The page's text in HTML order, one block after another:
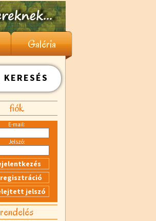
Galéria
KERESÉS
fiók
E-mail:
Jelszó:
rendelés